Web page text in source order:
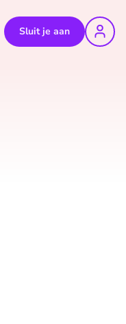
Sluit je aan